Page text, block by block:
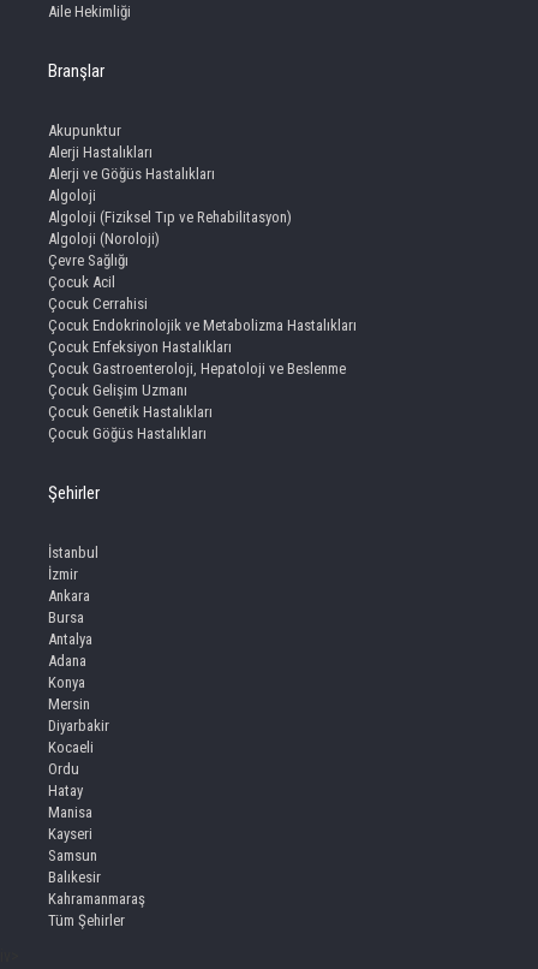
Aile Hekimliği
Branşlar
Akupunktur
Alerji Hastalıkları
Alerji ve Göğüs Hastalıkları
Algoloji
Algoloji (Fiziksel Tıp ve Rehabilitasyon)
Algoloji (Noroloji)
Çevre Sağlığı
Çocuk Acil
Çocuk Cerrahisi
Çocuk Endokrinolojik ve Metabolizma Hastalıkları
Çocuk Enfeksiyon Hastalıkları
Çocuk Gastroenteroloji, Hepatoloji ve Beslenme
Çocuk Gelişim Uzmanı
Çocuk Genetik Hastalıkları
Çocuk Göğüs Hastalıkları
Şehirler
İstanbul
İzmir
Ankara
Bursa
Antalya
Adana
Konya
Mersin
Diyarbakir
Kocaeli
Ordu
Hatay
Manisa
Kayseri
Samsun
Balıkesir
Kahramanmaraş
Tüm Şehirler